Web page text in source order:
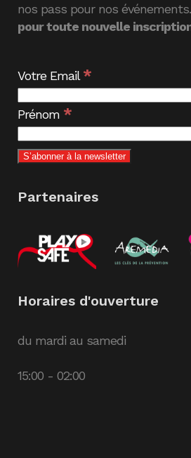
nos pass pour nos événements.
pour toute nouvelle
Votre Email*
Prénom *
Partenaires
Horaires d'ouverture
du mardi au samedi
15:00 - 02:00